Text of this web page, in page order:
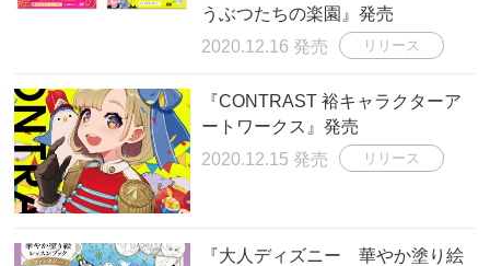
うぶつたちの楽園』発売
2020.12.16 発売
リリース
『CONTRAST 裕キャラクターア
ートワークス』発売
2020.12.15 発売
リリース
『大人ディズニー 華やか塗り絵